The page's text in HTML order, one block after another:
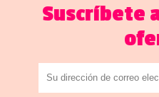
Suscríbete